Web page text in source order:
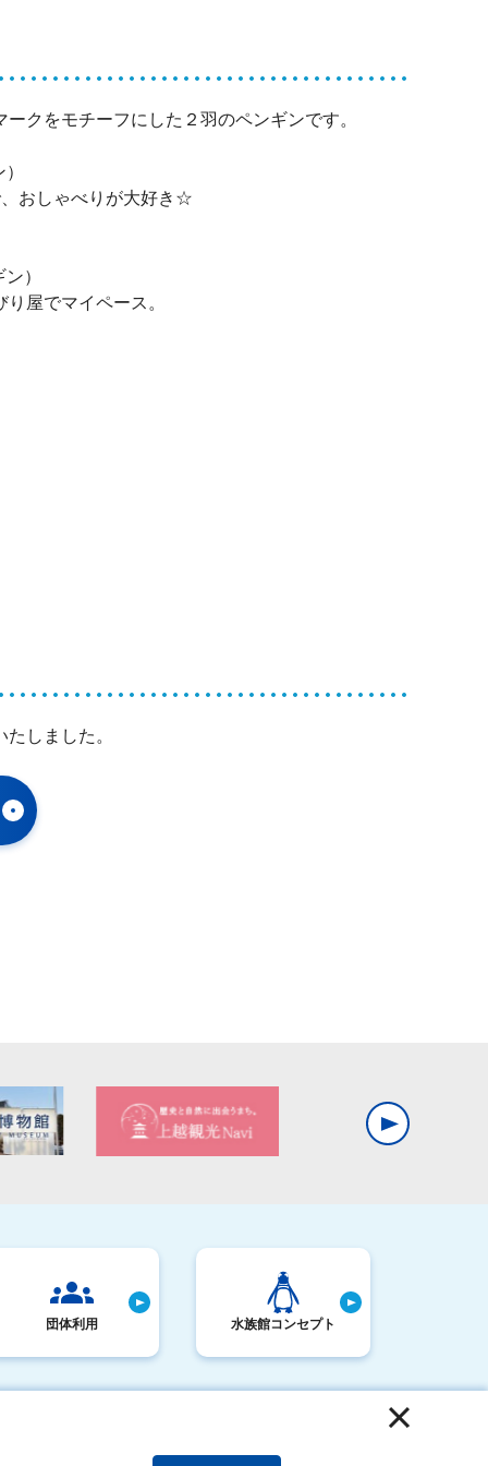
クをモチーフにした２羽のペンギンです。
おしゃべりが大好き☆
）
屋でマイペース。
しました。
団体利用 水族館コンセプト
ステナビリティアクション 運営者情報